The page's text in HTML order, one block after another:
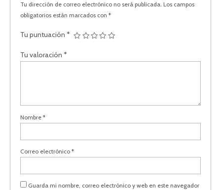
Tu dirección de correo electrónico no será publicada. Los campos
obligatorios están marcados con*
Tu puntuación*
Tu valoración*
Nombre*
Correo electrónico*
Guarda mi nombre, correo electrónico y web en este navegador